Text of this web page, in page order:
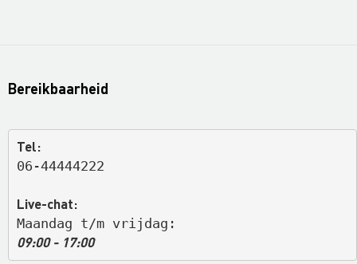
Bereikbaarheid
Tel:
06-44444222
Live-chat:
Maandag t/m vrijdag:
09:00 - 17:00